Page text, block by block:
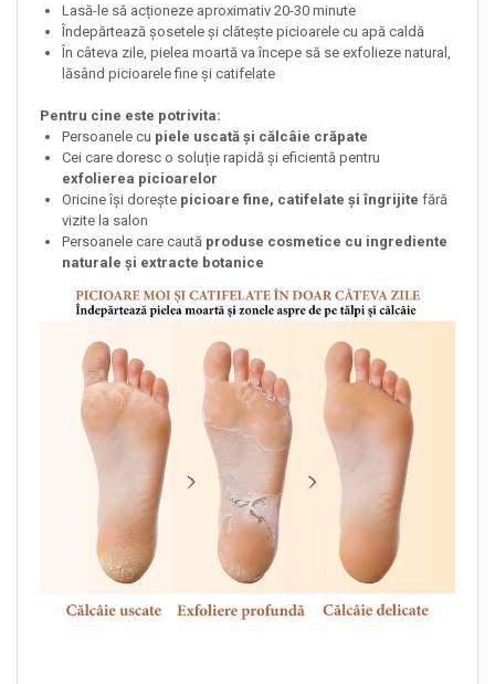
Lasă-le să acționeze aproximativ 20-30 minute
Îndepărtează șosetele și clătește picioarele cu apă caldă
În câteva zile, pielea moartă va începe să se exfolieze natural,
lăsând picioarele fine și catifelate
Pentru cine este potrivita:
Persoanele cu piele uscată și călcâie crăpate
Cei care doresc o soluție rapidă și eficientă pentru
exfolierea picioarelor
Oricine își dorește picioare fine, catifelate și îngrijite fără
vizite la salon
Persoanele care caută produse cosmetice cu ingrediente
naturale și extracte botanice